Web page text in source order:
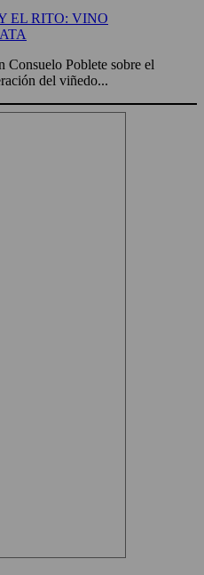
EL RITO: VINO
Poblete sobre el
del viñedo...